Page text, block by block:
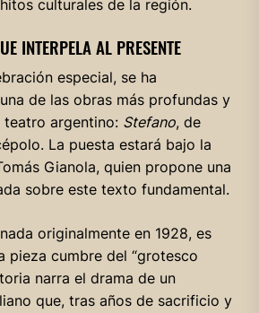
culturales de la región.
INTERPELA AL PRESENTE
especial, se ha
de las obras más profundas y
teatro argentino: Stefano, de
La puesta estará bajo la
Gianola, quien propone una
sobre este texto fundamental.
originalmente en 1928, es
pieza cumbre del “grotesco
narra el drama de un
que, tras años de sacrificio y